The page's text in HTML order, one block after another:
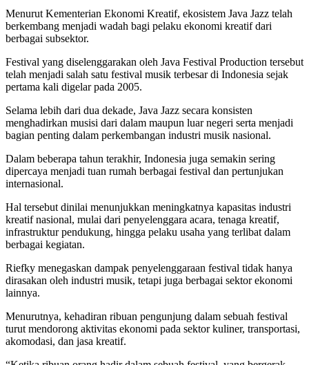
Menurut Kementerian Ekonomi Kreatif, ekosistem Java Jazz telah
berkembang menjadi wadah bagi pelaku ekonomi kreatif dari
berbagai subsektor.
Festival yang diselenggarakan oleh Java Festival Production tersebut
telah menjadi salah satu festival musik terbesar di Indonesia sejak
pertama kali digelar pada 2005.
Selama lebih dari dua dekade, Java Jazz secara konsisten
menghadirkan musisi dari dalam maupun luar negeri serta menjadi
bagian penting dalam perkembangan industri musik nasional.
Dalam beberapa tahun terakhir, Indonesia juga semakin sering
dipercaya menjadi tuan rumah berbagai festival dan pertunjukan
internasional.
Hal tersebut dinilai menunjukkan meningkatnya kapasitas industri
kreatif nasional, mulai dari penyelenggara acara, tenaga kreatif,
infrastruktur pendukung, hingga pelaku usaha yang terlibat dalam
berbagai kegiatan.
Riefky menegaskan dampak penyelenggaraan festival tidak hanya
dirasakan oleh industri musik, tetapi juga berbagai sektor ekonomi
lainnya.
Menurutnya, kehadiran ribuan pengunjung dalam sebuah festival
turut mendorong aktivitas ekonomi pada sektor kuliner, transportasi,
akomodasi, dan jasa kreatif.